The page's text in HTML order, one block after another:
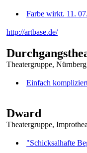
Farbe wirkt. 11.
http://artbase.de/
Theatergruppe, Nürnberg
Einfach
Dward
Theatergruppe,
"Schicksalhafte